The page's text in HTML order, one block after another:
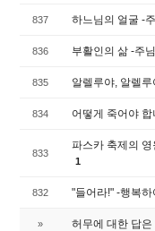
837 하느님의 얼굴 -
836 부활인의 삶 -주
835 알렐루야, 알렐
834 어떻게 죽어야
833
파스카 축제의
1
832 "들어라!" -행복
» 허무에 대한 답